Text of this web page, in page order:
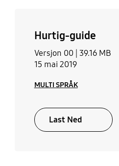
Hurtig-guide
Versjon 00 | 39.16 MB
15 mai 2019
MULTI SPRÅK
Last Ned